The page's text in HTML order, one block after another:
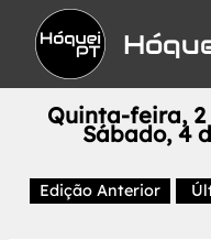
Quinta-feira, 2
Sábado, 4
Edição Anterior